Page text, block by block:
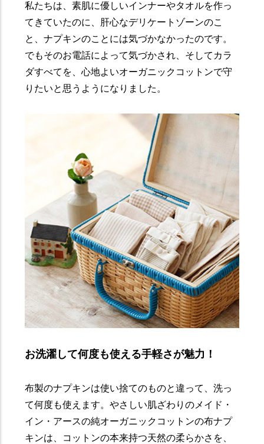
私たちは、素肌に優しいインナーやタオルを作っ
てきていたのに、肝心なデリケートゾーンのこ
と、ナプキンのことには気づかなかったのです。
でもそのお電話によって気づかされ、そしてカラ
ダすべてを、心地よいオーガニックコットンで守
りたいと思うようになりました。
お洗濯して何度も使える手軽さが魅力！
布製のナプキンは使い捨てのものと違って、洗っ
て何度も使えます。やさしい肌ざわりのメイド・
イン・アースの純オーガニックコットンの布ナプ
キンは、コットンの本来持つ天然の柔らかさを、